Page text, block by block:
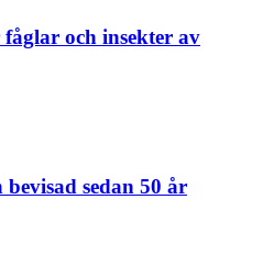
och insekter av
sedan 50 år